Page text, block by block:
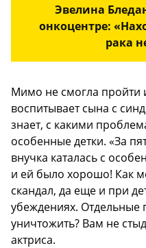
Эвелина
онкоцентре:
рака
Мимо не смогла пройти
воспитывает сына с
знает, с какими
особенные детки. «За
внучка каталась с
и ей было хорошо! Как
скандал, да еще и при
убеждениях. Отдельные
уничтожить? Вам не
актриса.